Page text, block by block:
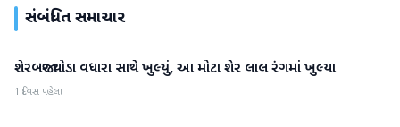
સંબંધિત સમાચાર
બિઝનેસ
શેરબજાર થોડા વધારા સાથે ખુલ્યું, આ મોટા શેર લાલ રંગમાં ખુલ્યા
1 દિવસ પહેલા